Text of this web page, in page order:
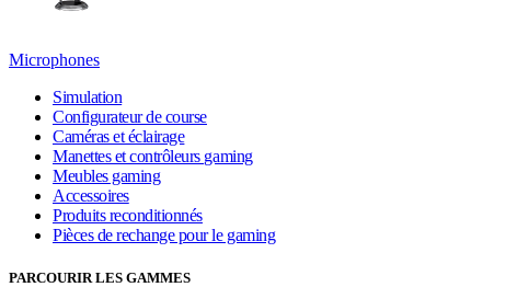
Microphones
Simulation
Configurateur de course
Caméras et éclairage
Manettes et contrôleurs gaming
Meubles gaming
Accessoires
Produits reconditionnés
Pièces de rechange pour le gaming
PARCOURIR LES GAMMES